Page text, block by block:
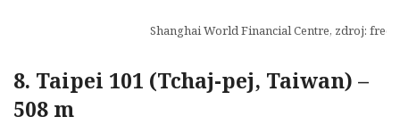
Shanghai World Financial Centre, zdroj:
8. Taipei 101 (Tchaj-pej, Taiwan) –
508 m